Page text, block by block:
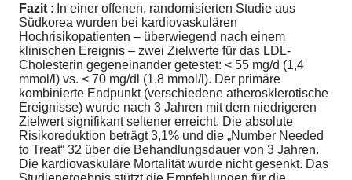
Fazit : In einer offenen, randomisierten Studie aus
Südkorea wurden bei kardiovaskulären
Hochrisikopatienten – überwiegend nach einem
klinischen Ereignis – zwei Zielwerte für das LDL-
Cholesterin gegeneinander getestet: < 55 mg/d (1,4
mmol/l) vs. < 70 mg/dl (1,8 mmol/l). Der primäre
kombinierte Endpunkt (verschiedene atherosklerotische
Ereignisse) wurde nach 3 Jahren mit dem niedrigeren
Zielwert signifikant seltener erreicht. Die absolute
Risikoreduktion beträgt 3,1% und die „Number Needed
to Treat“ 32 über die Behandlungsdauer von 3 Jahren.
Die kardiovaskuläre Mortalität wurde nicht gesenkt. Das